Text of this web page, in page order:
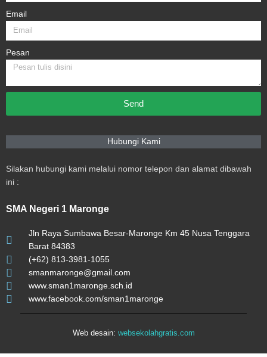
Email
Pesan
Send
Hubungi Kami
Silakan hubungi kami melalui nomor telepon dan alamat dibawah
ini :
SMA Negeri 1 Maronge
Jln Raya Sumbawa Besar-Maronge Km 45 Nusa Tenggara
Barat 84383
(+62) 813-3981-1055
smanmaronge@gmail.com
www.sman1maronge.sch.id
www.facebook.com/sman1maronge
Web desain: websekolahgratis.com